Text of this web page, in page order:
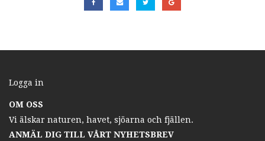
Logga in
OM OSS
Vi älskar naturen, havet, sjöarna och fjällen.
ANMÄL DIG TILL VÅRT NYHETSBREV